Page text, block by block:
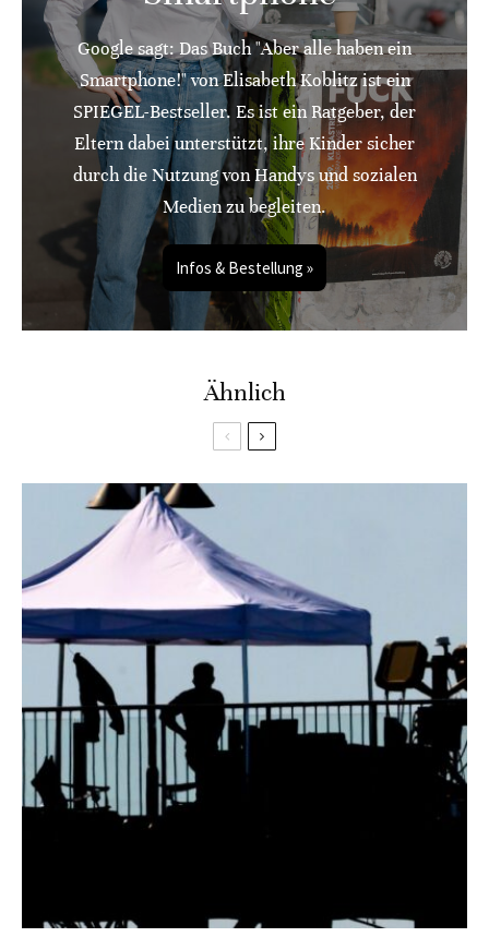
Google sagt: Das Buch "Aber alle haben ein
Smartphone!" von Elisabeth Koblitz ist ein
SPIEGEL-Bestseller. Es ist ein Ratgeber, der
Eltern dabei unterstützt, ihre Kinder sicher
durch die Nutzung von Handys und sozialen
Medien zu begleiten.
Infos & Bestellung »
Ähnlich